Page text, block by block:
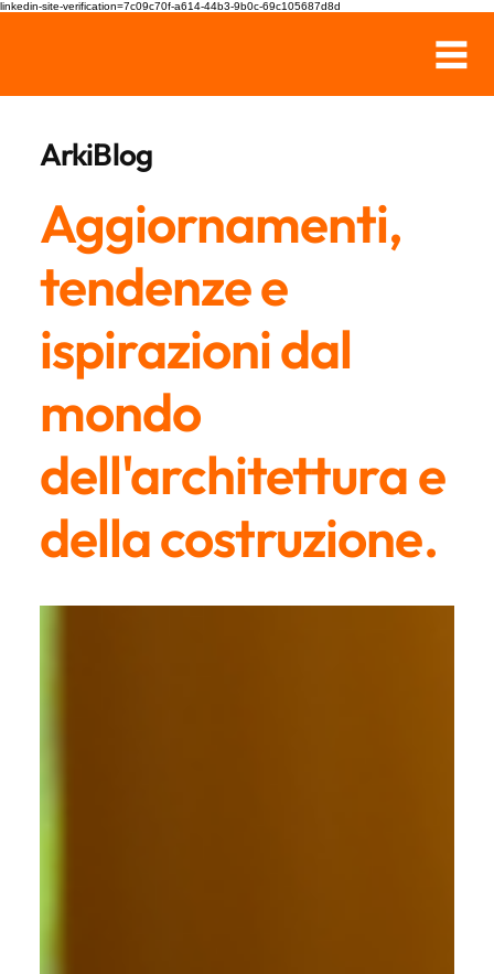
linkedin-site-verification=7c09c70f-a614-44b3-9b0c-69c105687d8d
ArkiBlog
Aggiornamenti,
tendenze e
ispirazioni dal
mondo
dell'architettura e
della costruzione.